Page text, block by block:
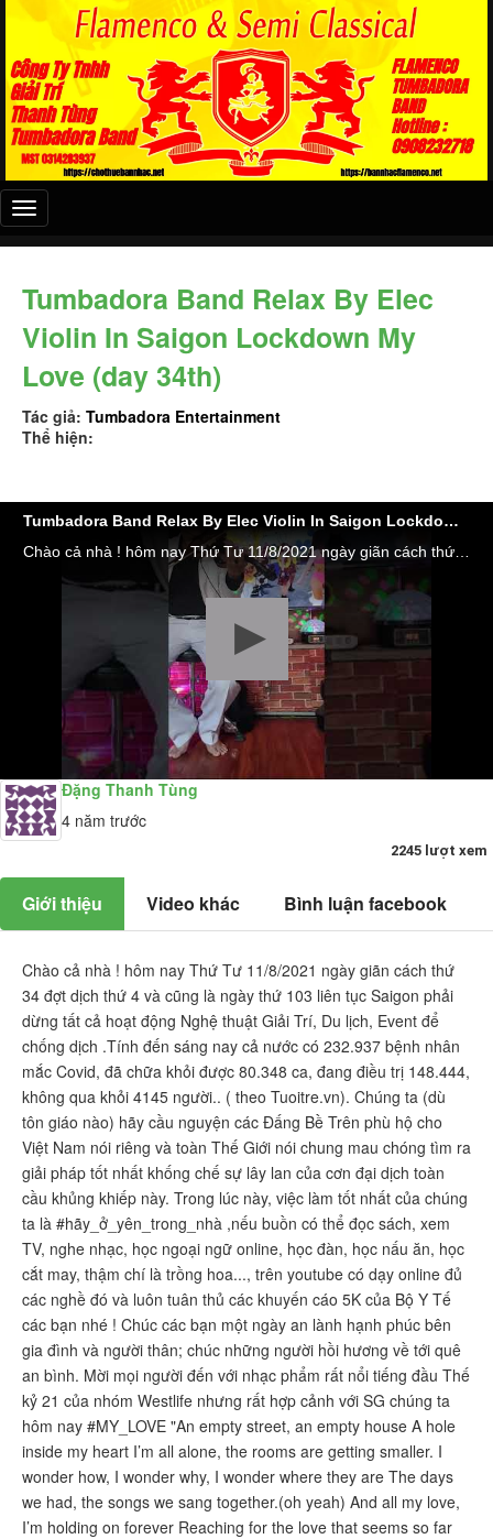
Đây
là
menu
Tumbadora Band Relax By Elec
Violin In Saigon Lockdown My
Love (day 34th)
Tác giả: Tumbadora Entertainment
Thể hiện:
Tumbadora Band Relax By Elec Violin In Saigon Lockdown My Love (day 34th)
Đặng Thanh Tùng
4 năm trước
2245 lượt xem
Giới thiệu Video khác Bình luận facebook
Chào cả nhà ! hôm nay Thứ Tư 11/8/2021 ngày giãn cách thứ
34 đợt dịch thứ 4 và cũng là ngày thứ 103 liên tục Saigon phải
dừng tất cả hoạt động Nghệ thuật Giải Trí, Du lịch, Event để
chống dịch .Tính đến sáng nay cả nước có 232.937 bệnh nhân
mắc Covid, đã chữa khỏi được 80.348 ca, đang điều trị 148.444,
không qua khỏi 4145 người.. ( theo Tuoitre.vn). Chúng ta (dù
tôn giáo nào) hãy cầu nguyện các Đấng Bề Trên phù hộ cho
Việt Nam nói riêng và toàn Thế Giới nói chung mau chóng tìm ra
giải pháp tốt nhất khống chế sự lây lan của cơn đại dịch toàn
cầu khủng khiếp này. Trong lúc này, việc làm tốt nhất của chúng
ta là #hãy_ở_yên_trong_nhà ,nếu buồn có thể đọc sách, xem
TV, nghe nhạc, học ngoại ngữ online, học đàn, học nấu ăn, học
cắt may, thậm chí là trồng hoa..., trên youtube có dạy online đủ
các nghề đó và luôn tuân thủ các khuyến cáo 5K của Bộ Y Tế
các bạn nhé ! Chúc các bạn một ngày an lành hạnh phúc bên
gia đình và người thân; chúc những người hồi hương về tới quê
an bình. Mời mọi người đến với nhạc phẩm rất nổi tiếng đầu Thế
kỷ 21 của nhóm Westlife nhưng rất hợp cảnh với SG chúng ta
hôm nay #MY_LOVE "An empty street, an empty house A hole
inside my heart I’m all alone, the rooms are getting smaller. I
wonder how, I wonder why, I wonder where they are The days
we had, the songs we sang together.(oh yeah) And all my love,
I’m holding on forever Reaching for the love that seems so far